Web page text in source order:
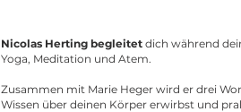
Nicolas Herting begleitet dich während
Yoga, Meditation und Atem.
Zusammen mit Marie Heger wird er drei
Wissen über deinen Körper erwirbst und